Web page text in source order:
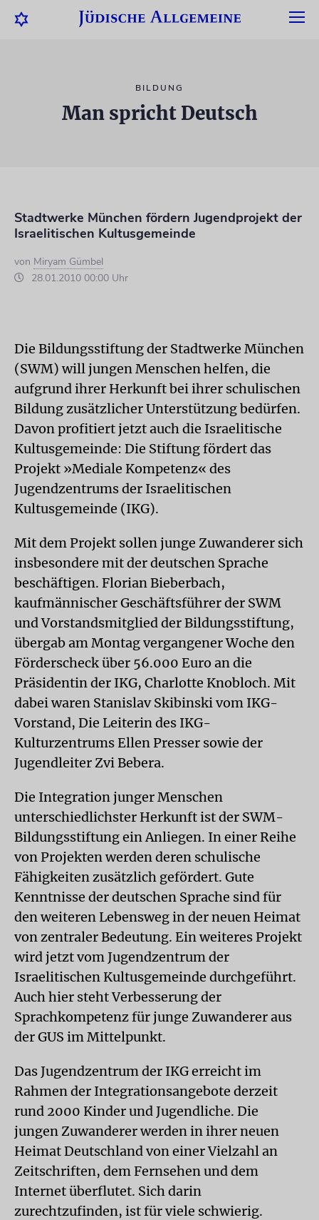
BILDUNG
Man spricht Deutsch
Stadtwerke München fördern Jugendprojekt der
Israelitischen Kultusgemeinde
von Miryam Gümbel
28.01.2010 00:00 Uhr
Die Bildungsstiftung der Stadtwerke München
(SWM) will jungen Menschen helfen, die
aufgrund ihrer Herkunft bei ihrer schulischen
Bildung zusätzlicher Unterstützung bedürfen.
Davon profitiert jetzt auch die Israelitische
Kultusgemeinde: Die Stiftung fördert das
Projekt »Mediale Kompetenz« des
Jugendzentrums der Israelitischen
Kultusgemeinde (IKG).
Mit dem Projekt sollen junge Zuwanderer sich
insbesondere mit der deutschen Sprache
beschäftigen. Florian Bieberbach,
kaufmännischer Geschäftsführer der SWM
und Vorstandsmitglied der Bildungsstiftung,
übergab am Montag vergangener Woche den
Förderscheck über 56.000 Euro an die
Präsidentin der IKG, Charlotte Knobloch. Mit
dabei waren Stanislav Skibinski vom IKG-
Vorstand, Die Leiterin des IKG-
Kulturzentrums Ellen Presser sowie der
Jugendleiter Zvi Bebera.
Die Integration junger Menschen
unterschiedlichster Herkunft ist der SWM-
Bildungsstiftung ein Anliegen. In einer Reihe
von Projekten werden deren schulische
Fähigkeiten zusätzlich gefördert. Gute
Kenntnisse der deutschen Sprache sind für
den weiteren Lebensweg in der neuen Heimat
von zentraler Bedeutung. Ein weiteres Projekt
wird jetzt vom Jugendzentrum der
Israelitischen Kultusgemeinde durchgeführt.
Auch hier steht Verbesserung der
Sprachkompetenz für junge Zuwanderer aus
der GUS im Mittelpunkt.
Das Jugendzentrum der IKG erreicht im
Rahmen der Integrationsangebote derzeit
rund 2000 Kinder und Jugendliche. Die
jungen Zuwanderer werden in ihrer neuen
Heimat Deutschland von einer Vielzahl an
Zeitschriften, dem Fernsehen und dem
Internet überflutet. Sich darin
zurechtzufinden, ist für viele schwierig.